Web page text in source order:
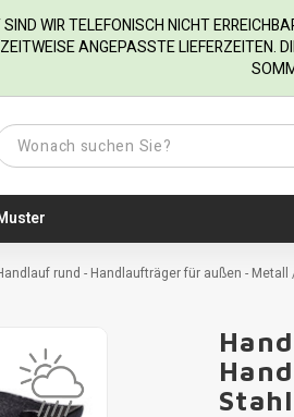
WIR TELEFONISCH NICHT
ANGEPASSTE LIEFERZEITEN.
rund - Handlaufträger für außen -